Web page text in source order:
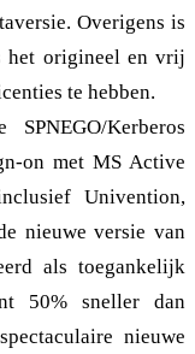
Overigens is
het origineel en vrij
te hebben.
Kerberos
on met MS Active
Univention,
nieuwe versie van
als toegankelijk
50% sneller dan
nieuwe